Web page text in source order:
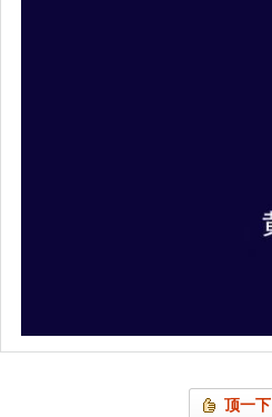
顶一下